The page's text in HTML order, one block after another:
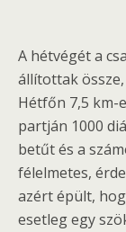
A hétvégét a
állítottak
Hétfőn 7,5 km-
partján 1000
betűt és a
félelmetes,
azért épült,
esetleg egy